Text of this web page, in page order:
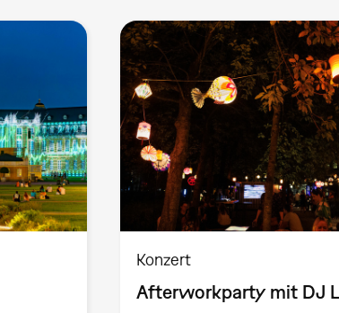
Konzert
Afterworkparty mit DJ